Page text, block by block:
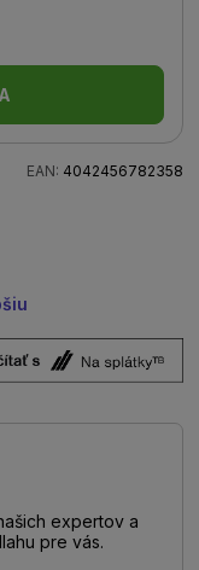
EAN: 4042456782358
expertov a
pre vás.